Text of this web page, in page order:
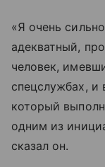
«Я очень
адекватный,
человек,
спецслужбах, и
который
одним из
сказал он.